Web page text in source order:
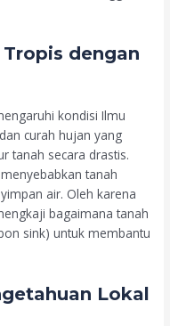
dengan
kondisi Ilmu
curah hujan yang
tanah secara drastis.
tanah
air. Oleh karena
bagaimana tanah
sink) untuk membantu
Lokal